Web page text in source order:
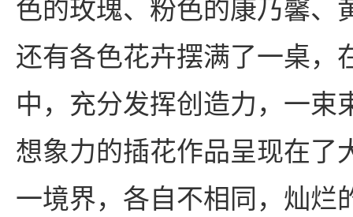
色的玫瑰、粉色的康乃馨、
还有各色花卉摆满了一桌，
中，充分发挥创造力，一束
想象力的插花作品呈现在了
一境界，各自不相同，灿烂